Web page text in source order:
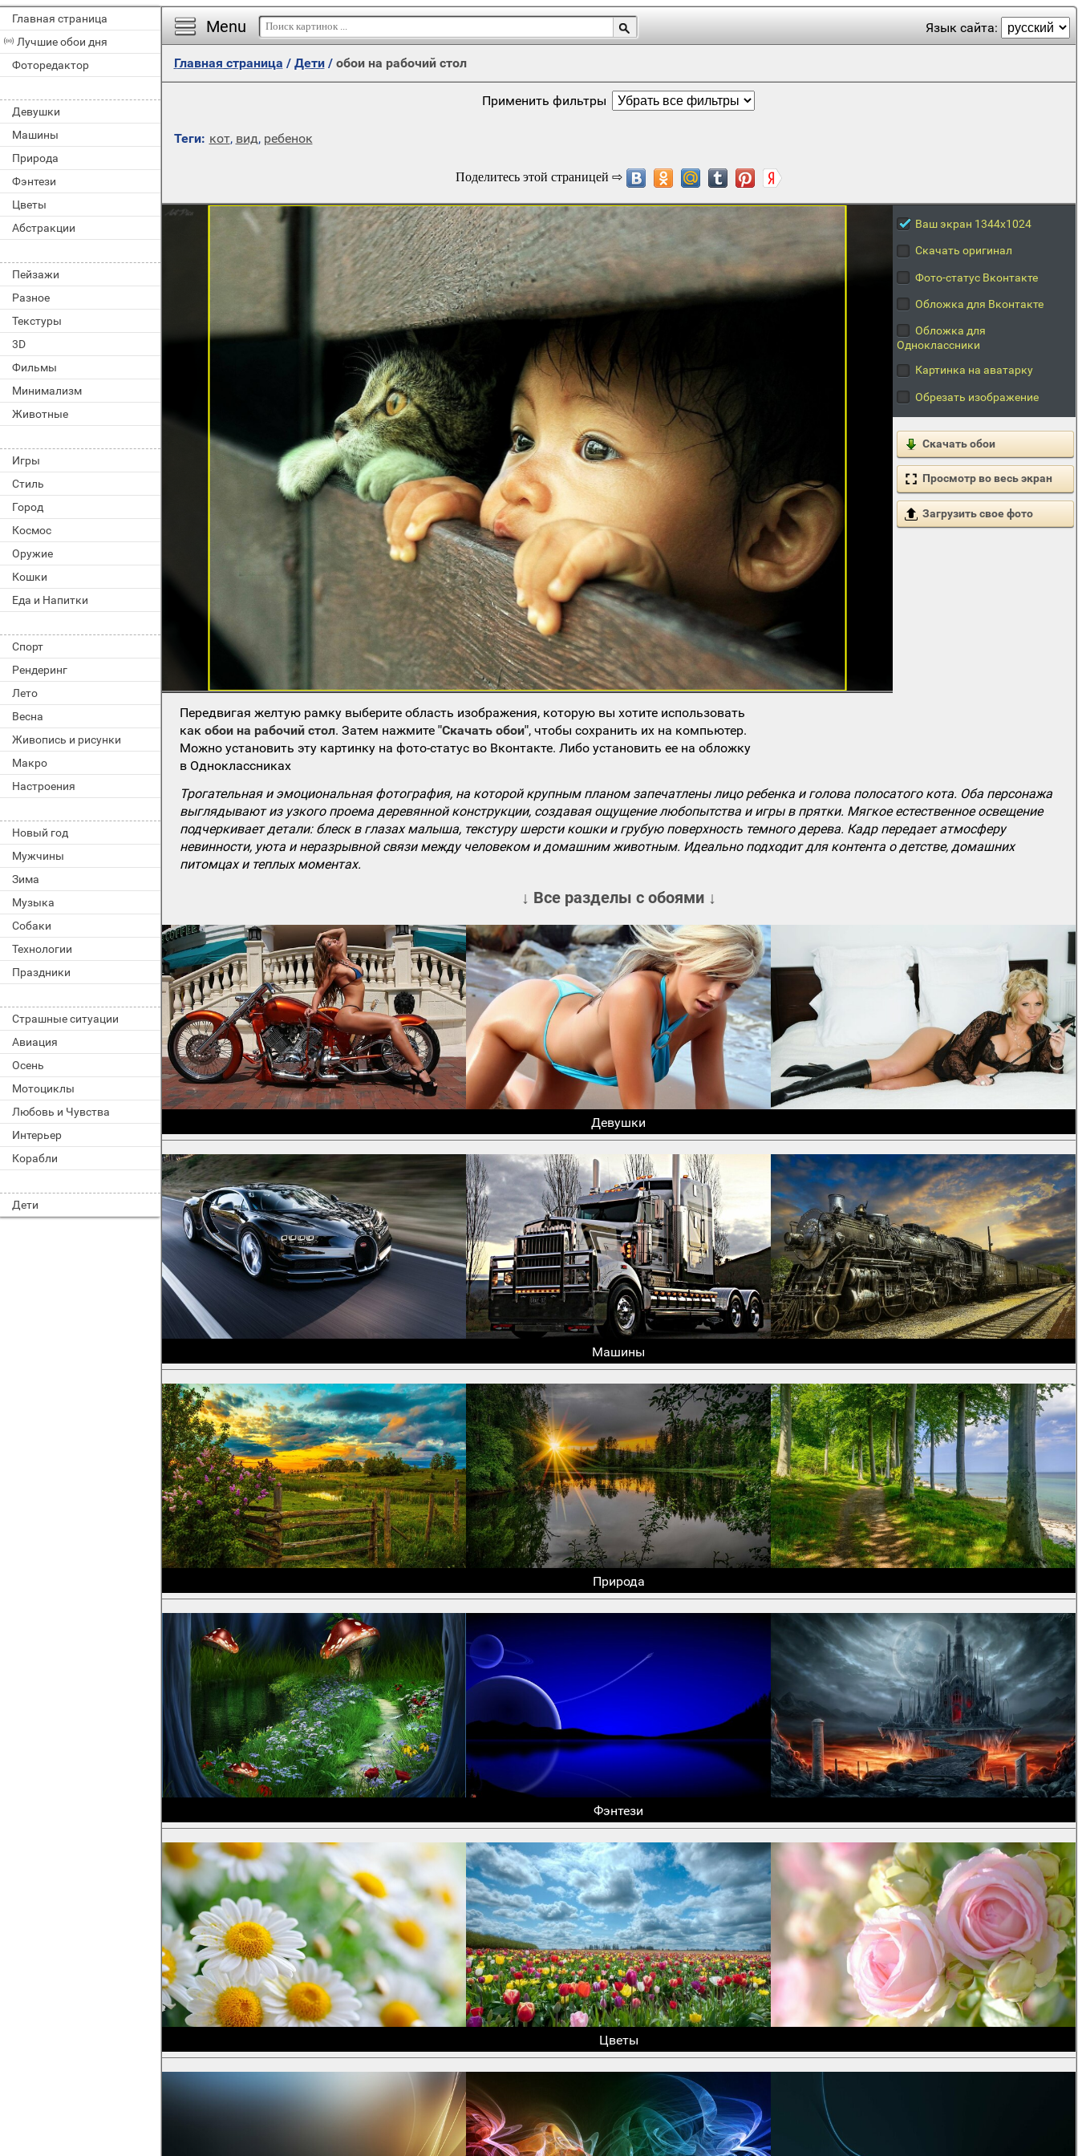
Главная страница
Лучшие обои дня
Фоторедактор
Девушки
Машины
Природа
Фэнтези
Цветы
Абстракции
Пейзажи
Разное
Текстуры
3D
Фильмы
Минимализм
Животные
Игры
Стиль
Город
Космос
Оружие
Кошки
Еда и Напитки
Спорт
Рендеринг
Лето
Весна
Живопись и рисунки
Макро
Настроения
Новый год
Мужчины
Зима
Музыка
Собаки
Технологии
Праздники
Страшные ситуации
Авиация
Осень
Мотоциклы
Любовь и Чувства
Интерьер
Корабли
Дети
Menu Язык сайта:
Главная страница / Дети/ обои на рабочий стол
Применить фильтры
Теги: кот, вид, ребенок
Ваш экран 1344x1024
Скачать оригинал
Фото-статус Вконтакте
Обложка для Вконтакте
Обложка для
Одноклассники
Картинка на аватарку
Обрезать изображение
Скачать обои
Просмотр во весь экран
Загрузить свое фото
Передвигая желтую рамку выберите область изображения, которую вы хотите использовать
какобои на рабочий стол. Затем нажмите"Скачать обои", чтобы сохранить их на компьютер.
Можно установить эту картинку на фото-статус во Вконтакте. Либо установить ее на обложку
в Одноклассниках
Трогательная и эмоциональная фотография, на которой крупным планом запечатлены лицо ребенка и голова полосатого кота. Оба персонажа
выглядывают из узкого проема деревянной конструкции, создавая ощущение любопытства и игры в прятки. Мягкое естественное освещение
подчеркивает детали: блеск в глазах малыша, текстуру шерсти кошки и грубую поверхность темного дерева. Кадр передает атмосферу
невинности, уюта и неразрывной связи между человеком и домашним животным. Идеально подходит для контента о детстве, домашних
питомцах и теплых моментах.
↓ Все разделы с обоями ↓
Девушки
Машины
Природа
Фэнтези
Цветы